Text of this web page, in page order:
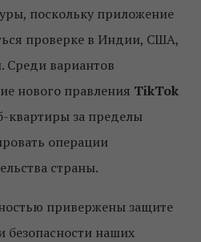
поскольку приложение
проверке в Индии, США,
Среди вариантов
нового правления TikTok
квартиры за пределы
операции
страны.
привержены защите
безопасности наших